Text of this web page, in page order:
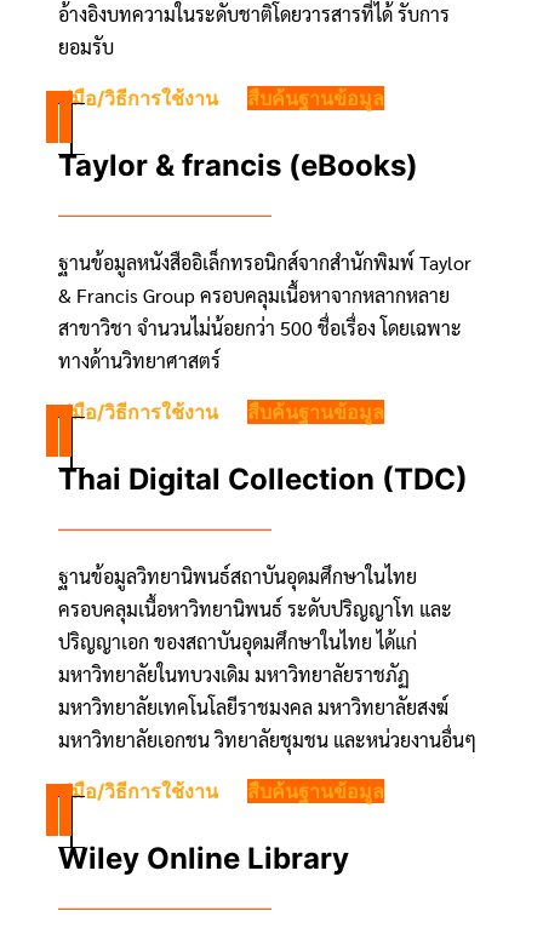
อ้างอิงบทความในระดับชาติโดยวารสารที่ได้ รับการ
ยอมรับ
คู่มือ/วิธีการใช้งาน สืบค้นฐานข้อมูล
Taylor & francis (eBooks)
ฐานข้อมูลหนังสืออิเล็กทรอนิกส์จากสำนักพิมพ์ Taylor
& Francis Group ครอบคลุมเนื้อหาจากหลากหลาย
สาขาวิชา จำนวนไม่น้อยกว่า 500 ชื่อเรื่อง โดยเฉพาะ
ทางด้านวิทยาศาสตร์
คู่มือ/วิธีการใช้งาน สืบค้นฐานข้อมูล
Thai Digital Collection (TDC)
ฐานข้อมูลวิทยานิพนธ์สถาบันอุดมศึกษาในไทย
ครอบคลุมเนื้อหาวิทยานิพนธ์ ระดับปริญญาโท และ
ปริญญาเอก ของสถาบันอุดมศึกษาในไทย ได้แก่
มหาวิทยาลัยในทบวงเดิม มหาวิทยาลัยราชภัฏ
มหาวิทยาลัยเทคโนโลยีราชมงคล มหาวิทยาลัยสงฆ์
มหาวิทยาลัยเอกชน วิทยาลัยชุมชน และหน่วยงานอื่นๆ
คู่มือ/วิธีการใช้งาน สืบค้นฐานข้อมูล
Wiley Online Library